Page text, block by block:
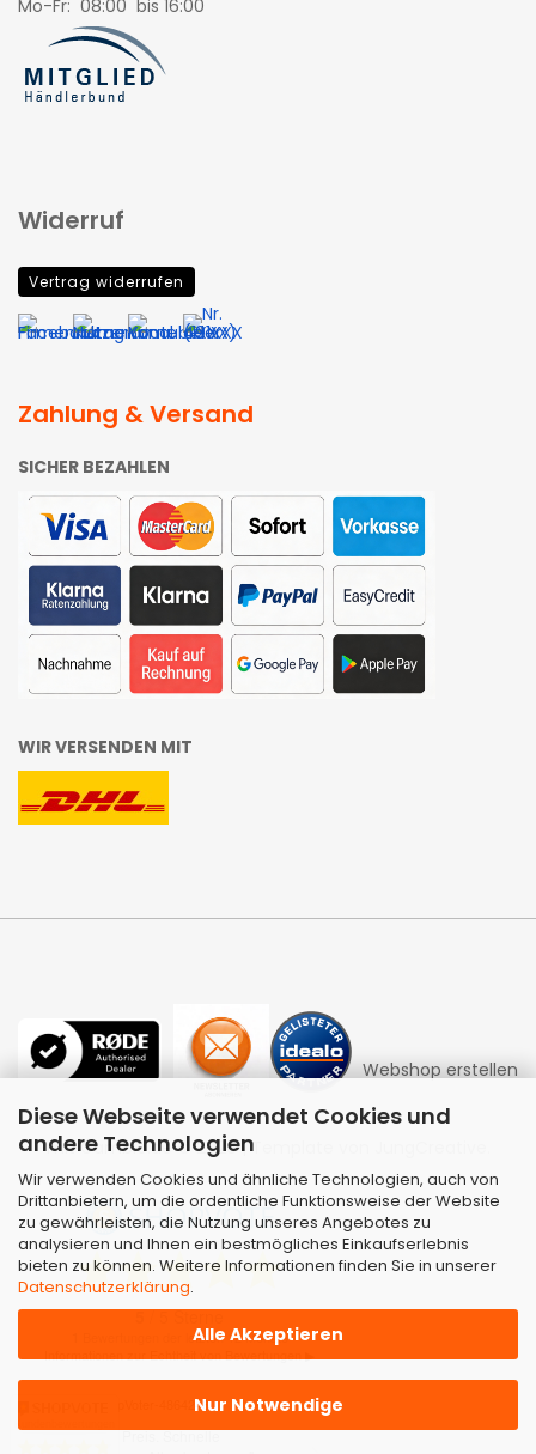
Diese Webseite verwendet Cookies und
andere Technologien
Wir verwenden Cookies und ähnliche Technologien, auch von
Drittanbietern, um die ordentliche Funktionsweise der Website
zu gewährleisten, die Nutzung unseres Angebotes zu
analysieren und Ihnen ein bestmögliches Einkaufserlebnis
bieten zu können. Weitere Informationen finden Sie in unserer
Datenschutzerklärung.
Alle Akzeptieren
Nur Notwendige
Mo-Fr: 08:00 bis 16:00
Widerruf
Vertrag widerrufen
Zahlung & Versand
SICHER BEZAHLEN
WIR VERSENDEN MIT
Webshop erstellen
mit Gambio.de © 2026 | Template von